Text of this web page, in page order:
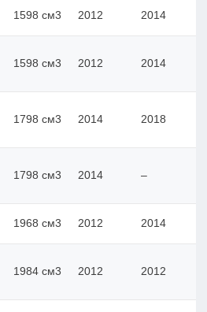
1598 см3 2012 2014
1598 см3 2012 2014
1798 см3 2014 2018
1798 см3 2014 –
1968 см3 2012 2014
1984 см3 2012 2012